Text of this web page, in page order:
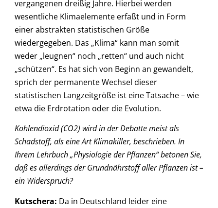
vergangenen dreißig Jahre. Hierbei werden
wesentliche Klimaelemente erfaßt und in Form
einer abstrakten statistischen Größe
wiedergegeben. Das „Klima“ kann man somit
weder „leugnen“ noch „retten“ und auch nicht
„schützen“. Es hat sich von Beginn an gewandelt,
sprich der permanente Wechsel dieser
statistischen Langzeitgröße ist eine Tatsache – wie
etwa die Erdrotation oder die Evolution.
Kohlendioxid (CO2) wird in der Debatte meist als
Schadstoff, als eine Art Klimakiller, beschrieben. In
Ihrem Lehrbuch „Physiologie der Pflanzen“ betonen Sie,
daß es allerdings der Grundnährstoff aller Pflanzen ist –
ein Widerspruch?
Kutschera: Da in Deutschland leider eine